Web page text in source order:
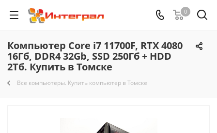
0
Компьютер Core i7 11700F, RTX 4080
16Гб, DDR4 32Gb, SSD 250Гб + HDD
2Тб. Купить в Томске
Все компьютеры. Купить компьютер в Томске